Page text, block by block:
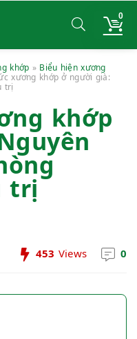
0
khớp » Biểu hiện xương
xương khớp ở người già:
trị
khớp
trị
453 Views 0